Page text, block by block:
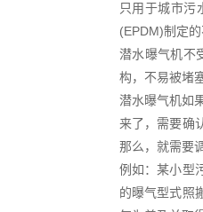
只用于城市污
(EPDM)制定
潜水曝气机不
构，不易被堵
潜水曝气机如
来了，需要确
那么，就需要
例如：某小型
的曝气型式照